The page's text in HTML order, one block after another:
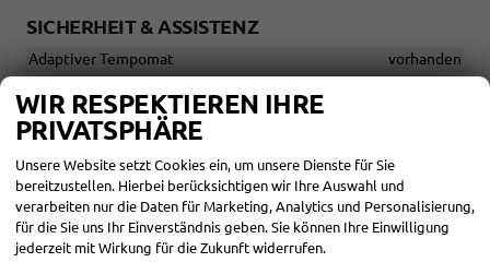
SICHERHEIT & ASSISTENZ
Adaptiver Tempomat
vorhanden
System
Diebstahlwarnanlage
Elektronische Feststellbremse inkl. Auto Hold-Funktion
vorhanden
Erste-Hilfe-Set, Warndreieck und Sicherheitsweste
vorhanden
Fahrprofilauswahl
WIR RESPEKTIEREN IHRE
PRIVATSPHÄRE
Unsere Website setzt Cookies ein, um unsere Dienste für Sie
bereitzustellen. Hierbei berücksichtigen wir Ihre Auswahl und
verarbeiten nur die Daten für Marketing, Analytics und Personalisierung,
für die Sie uns Ihr Einverständnis geben. Sie können Ihre Einwilligung
jederzeit mit Wirkung für die Zukunft widerrufen.